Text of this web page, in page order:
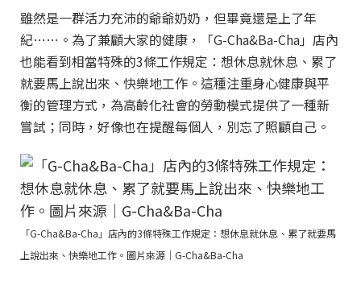
雖然是一群活力充沛的爺爺奶奶，但畢竟還是上了年
紀……。為了兼顧大家的健康，「G-Cha&Ba-Cha」店內
也能看到相當特殊的3條工作規定：想休息就休息、累了
就要馬上說出來、快樂地工作。這種注重身心健康與平
衡的管理方式，為高齡化社會的勞動模式提供了一種新
嘗試；同時，好像也在提醒每個人，別忘了照顧自己。
「G-Cha&Ba-Cha」店內的3條特殊工作規定：想休息就休息、累了就要馬
上說出來、快樂地工作。圖片來源｜G-Cha&Ba-Cha